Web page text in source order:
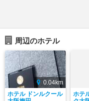
周辺のホテル
0.04km
ホテル ドンルクール
ホテ